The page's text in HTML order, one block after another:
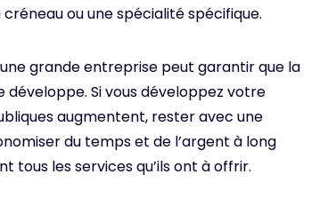
ou une spécialité spécifique.
grande entreprise peut garantir que la
Si vous développez votre
augmentent, rester avec une
du temps et de l’argent à long
tous les services qu’ils ont à offrir.